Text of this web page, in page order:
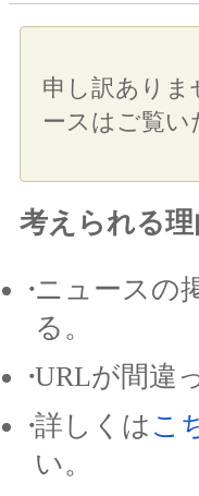
申し訳ありま
ースはご覧い
考えられる理
ニュースの
る。
URLが間違
詳しくは こ
い。